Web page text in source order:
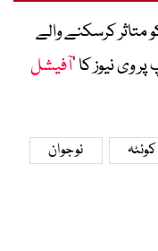
متاثر کرسکنے والے
وی نیوز کا ’آفیشل
کوئٹہ نوجوان